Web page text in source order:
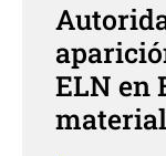
ELN en